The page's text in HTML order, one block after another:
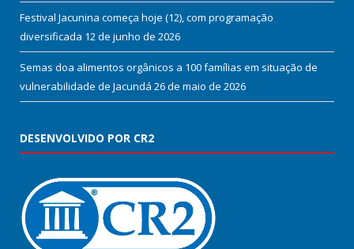
Festival Jacunina começa hoje (12), com programação
diversificada 12 de junho de 2026
Semas doa alimentos orgânicos a 100 famílias em situação de
vulnerabilidade de Jacundá 26 de maio de 2026
DESENVOLVIDO POR CR2